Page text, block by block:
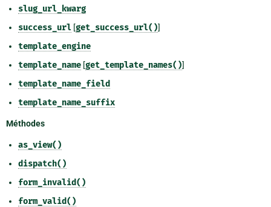
slug_url_kwarg
success_url [get_success_url()]
template_engine
template_name [get_template_names()]
template_name_field
template_name_suffix
Méthodes
as_view()
dispatch()
form_invalid()
form_valid()